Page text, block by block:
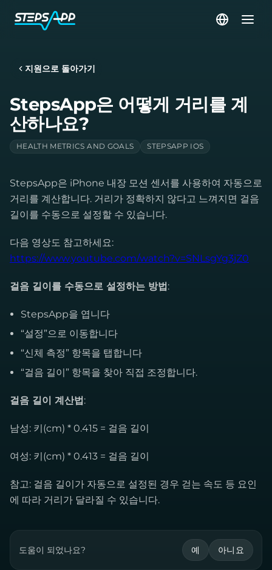
지원으로 돌아가기
StepsApp은 어떻게 거리를 계
산하나요?
HEALTH METRICS AND GOALS STEPSAPP IOS
StepsApp은 iPhone 내장 모션 센서를 사용하여 자동으로
거리를 계산합니다. 거리가 정확하지 않다고 느껴지면 걸음
길이를 수동으로 설정할 수 있습니다.
다음 영상도 참고하세요:
https://www.youtube.com/watch?v=SNLsgYg3jZ0
걸음 길이를 수동으로 설정하는 방법:
StepsApp을 엽니다
“설정”으로 이동합니다
“신체 측정” 항목을 탭합니다
“걸음 길이” 항목을 찾아 직접 조정합니다.
걸음 길이 계산법:
남성: 키(cm) * 0.415 = 걸음 길이
여성: 키(cm) * 0.413 = 걸음 길이
참고: 걸음 길이가 자동으로 설정된 경우 걷는 속도 등 요인
에 따라 거리가 달라질 수 있습니다.
도움이 되었나요? 예 아니요